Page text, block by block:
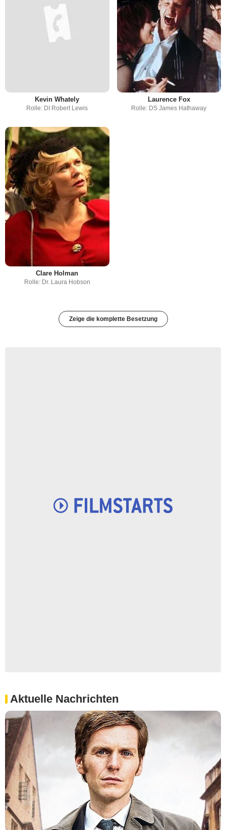
Kevin Whately
Rolle: DI Robert Lewis
Laurence Fox
Rolle: DS James Hathaway
Clare Holman
Rolle: Dr. Laura Hobson
Zeige die komplette Besetzung
Aktuelle Nachrichten